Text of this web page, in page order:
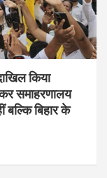
किया
समाहरणालय
बल्कि बिहार के